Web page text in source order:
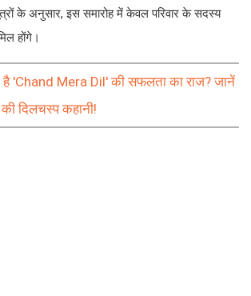
के अनुसार, इस समारोह में केवल परिवार के सदस्य
होंगे।
है 'Chand Mera Dil' की सफलता का राज? जानें
की दिलचस्प कहानी!